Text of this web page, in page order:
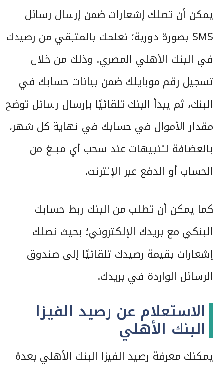
يمكن أن تصلك إشعارات ضمن إرسال رسائل
SMS بصورة دورية؛ تعلمك بالمتبقي من رصيدك
في البنك الأهلي المصري. وذلك من خلال
تسجيل رقم موبايلك ضمن بيانات حسابك في
البنك، ثم يبدأ البنك تلقائيًا بإرسال رسائل توضح
مقدار الأموال في حسابك في نهاية كل شهر،
بالغضافة لتنبيهات عند سحب أي مبلغ من
الحساب أو الدفع عبر الإنترنت.
كما يمكن أن تطلب من البنك ربط حسابك
البنكي مع بريدك الإلكتروني؛ بحيث تصلك
إشعارات بقيمة رصيدك تلقائيًا إلى صندوق
الرسائل الواردة في بريدك.
الاستعلام عن رصيد الفيزا
البنك الأهلي
يمكنك معرفة رصيد الفيزا البنك الأهلي بعدة